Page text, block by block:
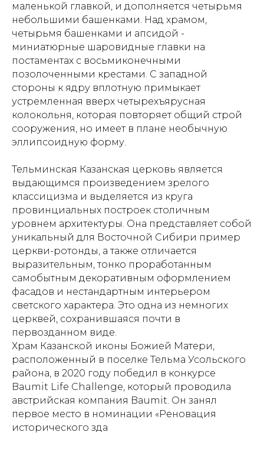
маленькой главкой, и дополняется четырьмя
небольшими башенками. Над храмом,
четырьмя башенками и апсидой -
миниатюрные шаровидные главки на
постаментах с восьмиконечными
позолоченными крестами. С западной
стороны к ядру вплотную примыкает
устремленная вверх четырехъярусная
колокольня, которая повторяет общий строй
сооружения, но имеет в плане необычную
эллипсоидную форму.
Тельминская Казанская церковь является
выдающимся произведением зрелого
классицизма и выделяется из круга
провинциальных построек столичным
уровнем архитектуры. Она представляет собой
уникальный для Восточной Сибири пример
церкви-ротонды, а также отличается
выразительным, тонко проработанным
самобытным декоративным оформлением
фасадов и нестандартным интерьером
светского характера. Это одна из немногих
церквей, сохранившаяся почти в
первозданном виде.
Храм Казанской иконы Божией Матери,
расположенный в поселке Тельма Усольского
района, в 2020 году победил в конкурсе
Baumit Life Challenge, который проводила
австрийская компания Baumit. Он занял
первое место в номинации «Реновация
исторического зда